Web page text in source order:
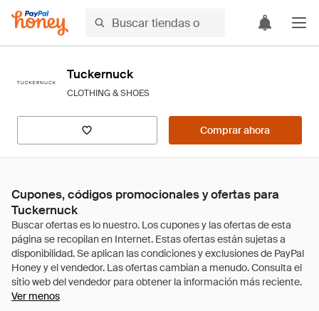
Tuckernuck
CLOTHING & SHOES
Comprar ahora
Cupones, códigos promocionales y ofertas para
Tuckernuck
Ver menos